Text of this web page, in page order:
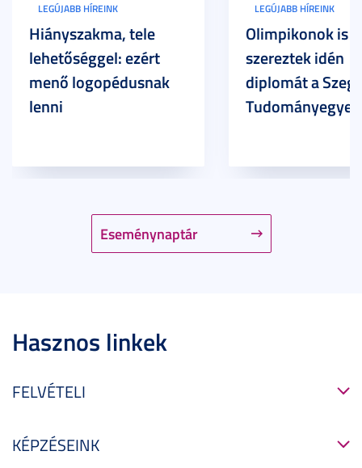
Eseménynaptár
LEGÚJABB HÍREINK
Hiányszakma, tele
lehetőséggel: ezért
menő logopédusnak
lenni
LEGÚJABB HÍREINK
Olimpikonok is
szereztek idén
diplomát a
Hasznos linkek
FELVÉTELI
KÉPZÉSEINK